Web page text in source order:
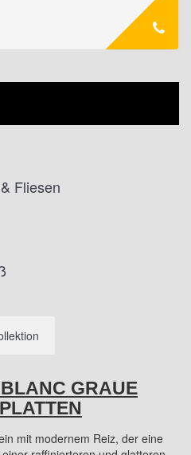
Fliesen
GRAUE
mit modernem Reiz, der eine